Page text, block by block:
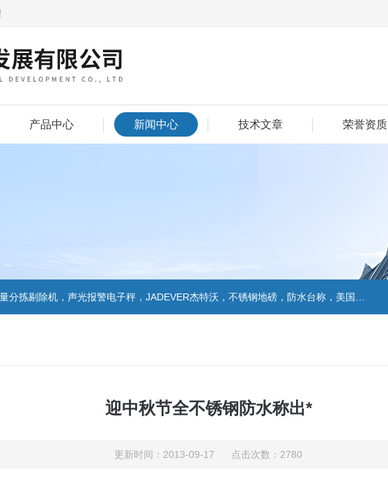
产品中心 新闻中心 技术文章 荣誉资质
除机，声光报警电子秤，JADEVER杰特沃，不锈钢地磅，防水台称，美国双杰天平，报警电子称
迎中秋节全不锈钢防水称出*
更新时间：2013-09-17 点击次数：2780